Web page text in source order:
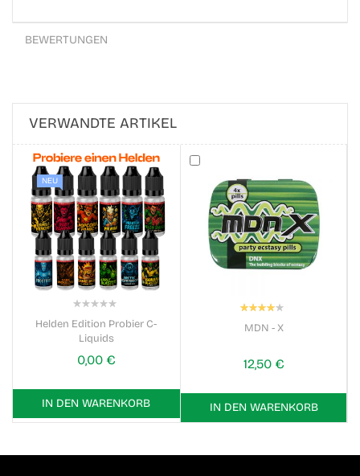
BEWERTUNGEN
VERWANDTE ARTIKEL
NEU
Helden Edition Probier C-
Liquids
0,00 €
IN DEN WARENKORB
Bewertung:
MDN - X
12,50 €
IN DEN WARENKORB